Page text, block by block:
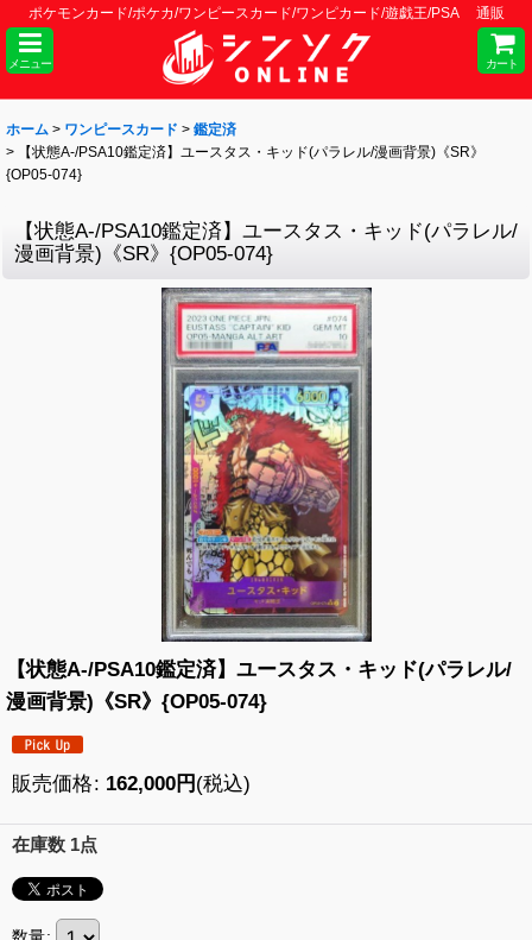
ポケモンカード/ポケカ/ワンピースカード/ワンピカード/遊戯王/PSA 通販
メニュー カート
ホーム > ワンピースカード > 鑑定済
>
【状態A-/PSA10鑑定済】ユースタス・キッド(パラレル/漫画背景)《SR》
{OP05-074}
【状態A-/PSA10鑑定済】ユースタス・キッド(パラレル/
漫画背景)《SR》{OP05-074}
【状態A-/PSA10鑑定済】ユースタス・キッド(パラレル/
漫画背景)《SR》{OP05-074}
販売価格: 162,000円 (税込)
在庫数 1点